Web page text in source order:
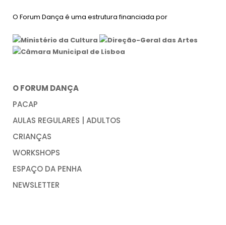
O Forum Dança é uma estrutura financiada por
O FORUM DANÇA
PACAP
AULAS REGULARES | ADULTOS
CRIANÇAS
WORKSHOPS
ESPAÇO DA PENHA
NEWSLETTER